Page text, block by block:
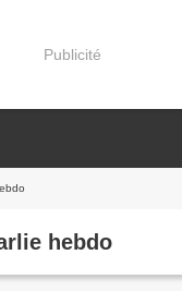
Publicité
hebdo